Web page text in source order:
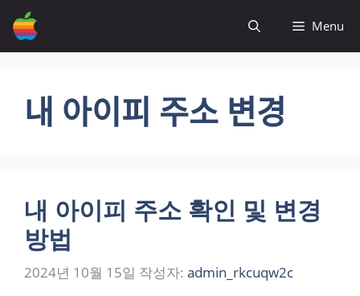
츠
Menu
내 아이피 주소 변경
내 아이피 주소 확인 및 변경
방법
2024년 10월 15일 작성자: admin_rkcuqw2c